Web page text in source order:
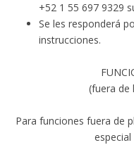
+52 1 55 697 9329
Se les responderá
instrucciones.
(fuera de
Para funciones fuera de
especial